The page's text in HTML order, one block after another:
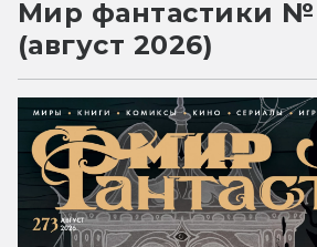
Мир фантастики №
(август 2026)